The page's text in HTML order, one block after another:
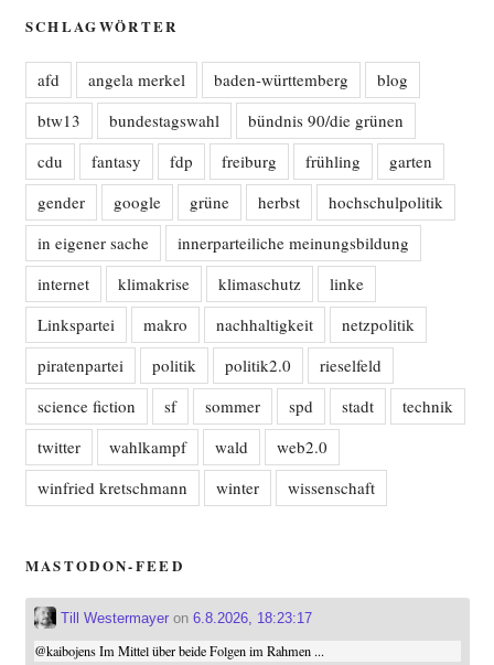
SCHLAGWÖRTER
afd angela merkel baden-württemberg
blog
btw13
bundestagswahl
bündnis 90/die grünen
cdu
fantasy fdp freiburg frühling
garten
gender
google grüne herbst
hochschulpolitik
in eigener sache
innerparteiliche meinungsbildung
internet
klimakrise klimaschutz
linke
Linkspartei
makro nachhaltigkeit
netzpolitik
piratenpartei
politik politik2.0
rieselfeld
science fiction
sf sommer spd stadt
technik
twitter
wahlkampf wald
web2.0
winfried kretschmann
winter wissenschaft
MASTODON-FEED
Till Westermayeron 6.8.2026, 18:23:17
@kaibojensIm Mittel über beide Folgen im Rahmen ...